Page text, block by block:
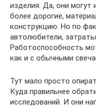
изделия. Да, они могут
более дорогие,
конструкцию. Но по
автолюбители,
Работоспособность
как и с обычными
Тут мало просто
Куда правильнее
исследований. И они